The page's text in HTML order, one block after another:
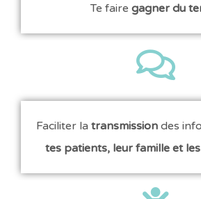
Te faire gagner du
Faciliter la transmission des
tes patients, leur famille et